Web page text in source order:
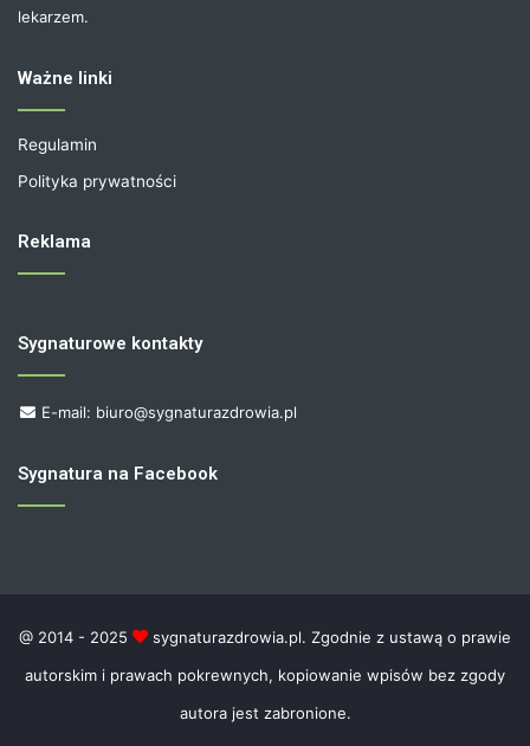
lekarzem.
Ważne linki
Regulamin
Polityka prywatności
Reklama
Sygnaturowe kontakty
E-mail: biuro@sygnaturazdrowia.pl
Sygnatura na Facebook
@ 2014 - 2025
sygnaturazdrowia.pl. Zgodnie z ustawą o prawie
autorskim i prawach pokrewnych, kopiowanie wpisów bez zgody
autora jest zabronione.